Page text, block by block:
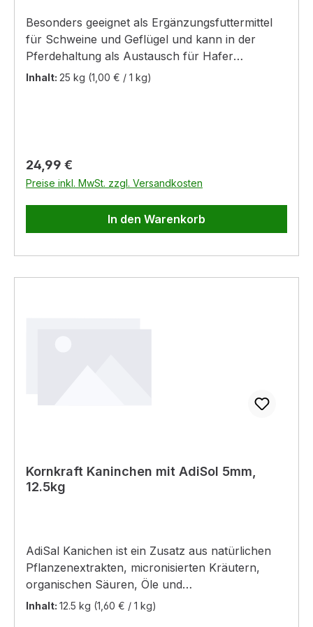
Besonders geeignet als Ergänzungsfuttermittel
für Schweine und Geflügel und kann in der
Pferdehaltung als Austausch für Hafer
eingesetzt werden.
Inhalt: 25 kg (1,00 € / 1 kg)
Regulärer Preis:
24,99 €
Preise inkl. MwSt. zzgl. Versandkosten
In den Warenkorb
Kornkraft Kaninchen mit AdiSol 5mm,
12.5kg
AdiSal Kanichen ist ein Zusatz aus natürlichen
Pflanzenextrakten, micronisierten Kräutern,
organischen Säuren, Öle und
Mineralsalzen.Dieser Zusatz ist in Ihrem
Inhalt: 12.5 kg (1,60 € / 1 kg)